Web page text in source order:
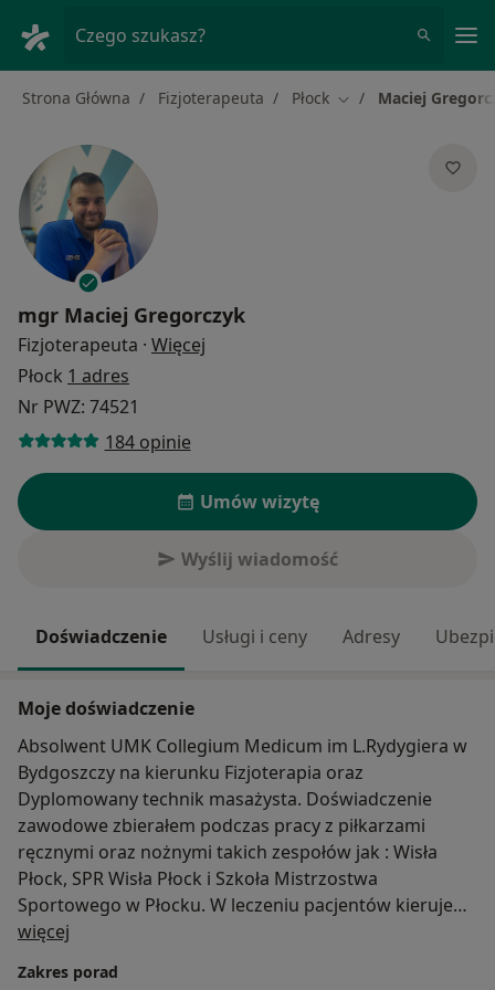
Czego szukasz?
Strona Główna Fizjoterapeuta Płock Zmień miasto
Maciej
mgr Maciej Gregorczyk
Fizjoterapeuta · Więcej
Płock 1 adres
Nr PWZ: 74521
184 opinie
Umów wizytę
Wyślij wiadomość
Doświadczenie Usługi i ceny Adresy
Moje doświadczenie
Absolwent UMK Collegium Medicum im L.Rydygiera w
Bydgoszczy na kierunku Fizjoterapia oraz
Dyplomowany technik masażysta. Doświadczenie
zawodowe zbierałem podczas pracy z piłkarzami
ręcznymi oraz nożnymi takich zespołów jak : Wisła
Płock, SPR Wisła Płock i Szkoła Mistrzostwa
Sportowego w Płocku. W leczeniu pacjentów kieruje
się maksymą: " Ruch zastąpi prawie każdy lek, podczas
wykorzystuje technik nauczonych z licznych kursów.
więcej
Zakres porad